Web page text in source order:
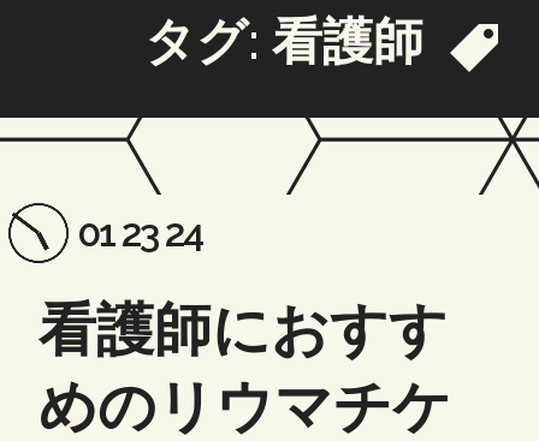
タグ: 看護師
Posted
on:
01 23 24Updated
on:
看護師におすす
めのリウマチケ